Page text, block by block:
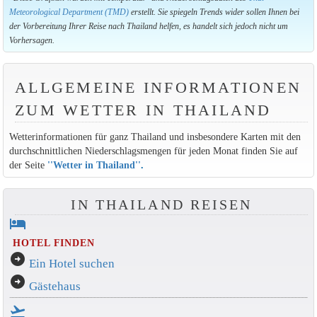
Meteorological Department (TMD)erstellt. Sie spiegeln Trends wider sollen Ihnen bei
der Vorbereitung Ihrer Reise nach Thailand helfen, es handelt sich jedoch nicht um
Vorhersagen.
ALLGEMEINE INFORMATIONEN
ZUM WETTER IN THAILAND
Wetterinformationen für ganz Thailand und insbesondere Karten mit den
durchschnittlichen Niederschlagsmengen für jeden Monat finden Sie auf
der Seite ''Wetter in Thailand''.
IN THAILAND REISEN
hotel
HOTEL FINDEN
arrow_circle_right Ein Hotel suchen
arrow_circle_right Gästehaus
flight_takeoff